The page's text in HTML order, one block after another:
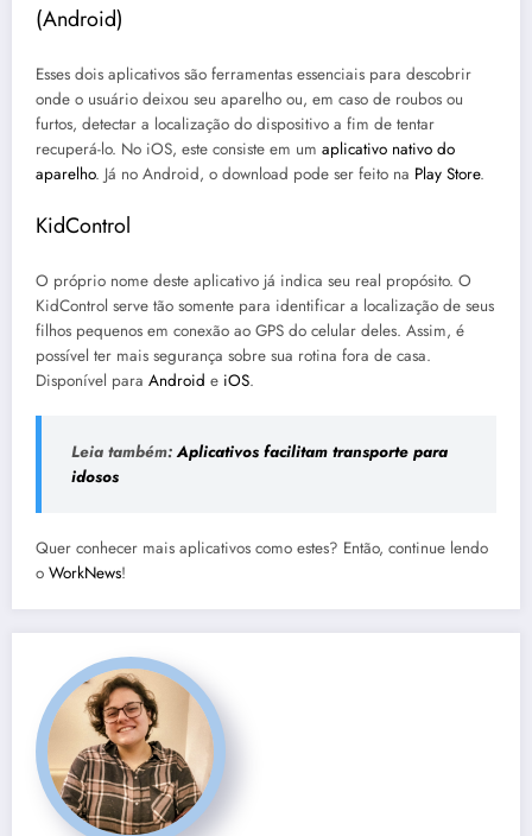
(Android)
Esses dois aplicativos são ferramentas essenciais para descobrir
onde o usuário deixou seu aparelho ou, em caso de roubos ou
furtos, detectar a localização do dispositivo a fim de tentar
recuperá-lo. No iOS, este consiste em um aplicativo nativo do
aparelho. Já no Android, o download pode ser feito na Play Store.
KidControl
O próprio nome deste aplicativo já indica seu real propósito. O
KidControl serve tão somente para identificar a localização de seus
filhos pequenos em conexão ao GPS do celular deles. Assim, é
possível ter mais segurança sobre sua rotina fora de casa.
Disponível para Android e iOS.
Leia também: Aplicativos facilitam transporte para
idosos
Quer conhecer mais aplicativos como estes? Então, continue lendo
o WorkNews!